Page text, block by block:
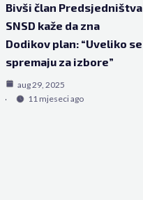
Bivši član Predsjedništva
SNSD kaže da zna
Dodikov plan: “Uveliko se
spremaju za izbore”
aug 29, 2025
11 mjeseci ago